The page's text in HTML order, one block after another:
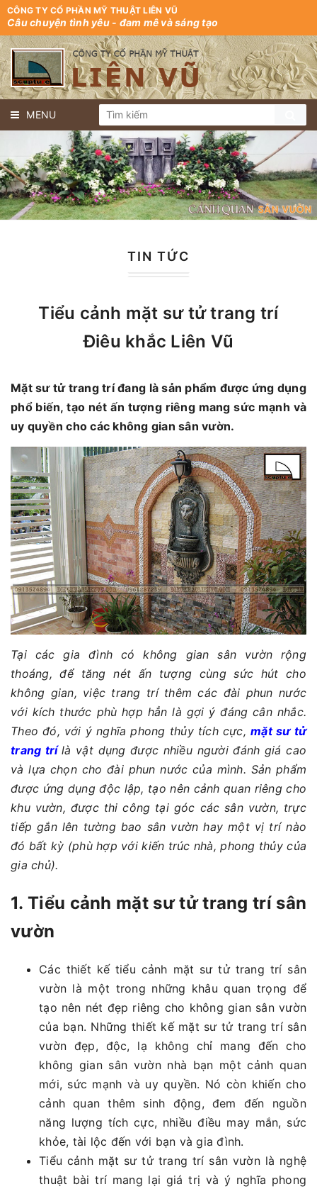
CÔNG TY CỔ PHẦN MỸ THUẬT LIÊN VŨ
Câu chuyện tình yêu - đam mê và sáng tạo
MENU
TIN TỨC
Tiểu cảnh mặt sư tử trang trí
Điêu khắc Liên Vũ
Mặt sư tử trang trí đang là sản phẩm được ứng dụng
phổ biến, tạo nét ấn tượng riêng mang sức mạnh và
uy quyền cho các không gian sân vườn.
Tại các gia đình có không gian sân vườn rộng
thoáng, để tăng nét ấn tượng cùng sức hút cho
không gian, việc trang trí thêm các đài phun nước
với kích thước phù hợp hẳn là gợi ý đáng cân nhắc.
Theo đó, với ý nghĩa phong thủy tích cực,mặt sư tử
trang trílà vật dụng được nhiều người đánh giá cao
và lựa chọn cho đài phun nước của mình. Sản phẩm
được ứng dụng độc lập, tạo nên cảnh quan riêng cho
khu vườn, được thi công tại góc các sân vườn, trực
tiếp gắn lên tường bao sân vườn hay một vị trí nào
đó bất kỳ (phù hợp với kiến trúc nhà, phong thủy của
gia chủ).
1. Tiểu cảnh mặt sư tử trang trí sân
vườn
Các thiết kế tiểu cảnh mặt sư tử trang trí sân
vườn là một trong những khâu quan trọng để
tạo nên nét đẹp riêng cho không gian sân vườn
của bạn. Những thiết kế mặt sư tử trang trí sân
vườn đẹp, độc, lạ không chỉ mang đến cho
không gian sân vườn nhà bạn một cảnh quan
mới, sức mạnh và uy quyền. Nó còn khiến cho
cảnh quan thêm sinh động, đem đến nguồn
năng lượng tích cực, nhiều điều may mắn, sức
khỏe, tài lộc đến với bạn và gia đình.
Tiểu cảnh mặt sư tử trang trí sân vườn là nghệ
thuật bài trí mang lại giá trị và ý nghĩa phong